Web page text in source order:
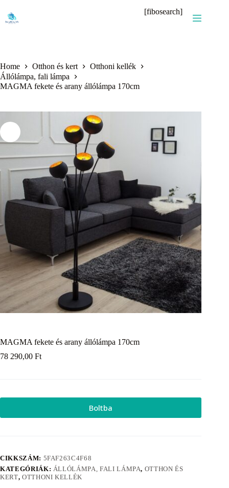
content
[fibosearch]
Home Otthon és kert
Otthoni kellék
Állólámpa, fali lámpa
MAGMA fekete és arany állólámpa 170cm
MAGMA fekete és arany állólámpa 170cm
78 290,00 Ft
Boltba
CIKKSZÁM: 5FAF263C4F68
KATEGÓRIÁK: ÁLLÓLÁMPA, FALI LÁMPA, OTTHON ÉS
KERT, OTTHONI KELLÉK